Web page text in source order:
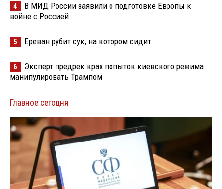
4
В МИД России заявили о подготовке Европы к
войне с Россией
5 Ереван рубит сук, на котором сидит
6
Эксперт предрек крах попыток киевского режима
манипулировать Трампом
Главное сегодня